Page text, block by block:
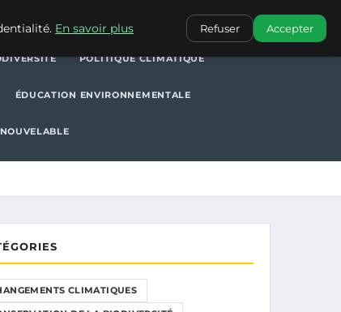
POLITIQUES ENVIRONNEMENTALES
POLITIQUE CLIMATIQUE
ÉDUCATION ENVIRONNEMENTALE
CLIMATIQUES
En savoir plus Refuser Accepter